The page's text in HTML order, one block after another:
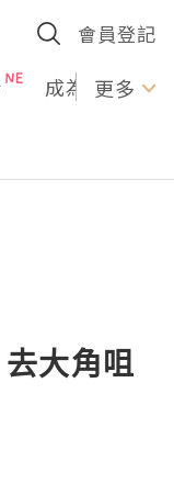
會員登記
成為U更多
去大角咀